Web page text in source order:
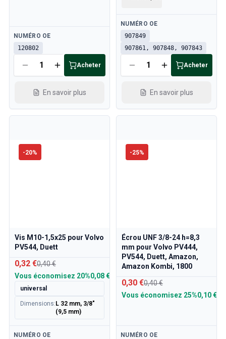
Disponible
NUMÉRO OE
120802
Acheter
En savoir plus
Disponible
NUMÉRO OE
907849
907861, 907848, 907843
Acheter
En savoir plus
-20%
Vis M10-1,5x25 pour Volvo
PV544, Duett
0,32 €0,40 €
Vous économisez 20%0,08 €
universal
Dimensions: L 32 mm, 3/8"
(9,5 mm)
Disponible
NUMÉRO OE
-25%
Écrou UNF 3/8-24 h=8,3
mm pour Volvo PV444,
PV544, Duett, Amazon,
Amazon Kombi, 1800
0,30 €0,40 €
Vous économisez 25%0,10 €
Disponible
NUMÉRO OE